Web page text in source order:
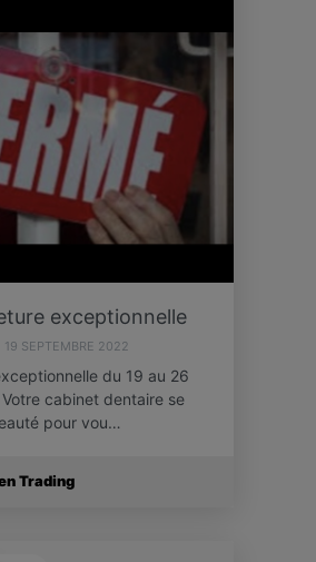
exceptionnelle
19 SEPTEMBRE 2022
du 19 au 26
cabinet dentaire se
pour vou…
Trading